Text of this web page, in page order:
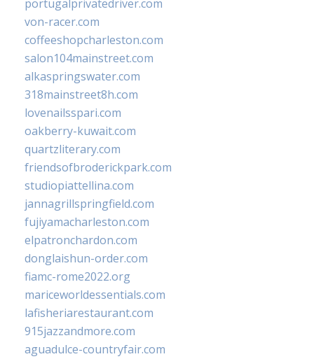
portugalprivatedriver.com
von-racer.com
coffeeshopcharleston.com
salon104mainstreet.com
alkaspringswater.com
318mainstreet8h.com
lovenailsspari.com
oakberry-kuwait.com
quartzliterary.com
friendsofbroderickpark.com
studiopiattellina.com
jannagrillspringfield.com
fujiyamacharleston.com
elpatronchardon.com
donglaishun-order.com
fiamc-rome2022.org
mariceworldessentials.com
lafisheriarestaurant.com
915jazzandmore.com
aguadulce-countryfair.com